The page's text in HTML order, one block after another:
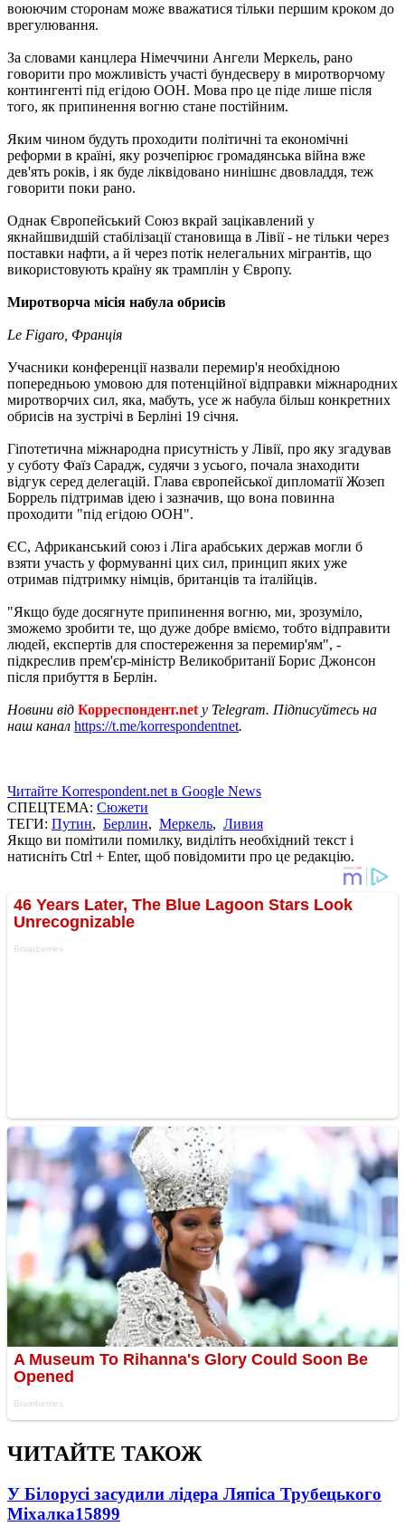
воюючим сторонам може вважатися тільки першим кроком до
врегулювання.
За словами канцлера Німеччини Ангели Меркель, рано
говорити про можливість участі бундесверу в миротворчому
контингенті під егідою ООН. Мова про це піде лише після
того, як припинення вогню стане постійним.
Яким чином будуть проходити політичні та економічні
реформи в країні, яку розчепірює громадянська війна вже
дев'ять років, і як буде ліквідовано нинішнє двовладдя, теж
говорити поки рано.
Однак Європейський Союз вкрай зацікавлений у
якнайшвидшій стабілізації становища в Лівії - не тільки через
поставки нафти, а й через потік нелегальних мігрантів, що
використовують країну як трамплін у Європу.
Миротворча місія набула обрисів
Le Figaro, Франція
Учасники конференції назвали перемир'я необхідною
попередньою умовою для потенційної відправки міжнародних
миротворчих сил, яка, мабуть, усе ж набула більш конкретних
обрисів на зустрічі в Берліні 19 січня.
Гіпотетична міжнародна присутність у Лівії, про яку згадував
у суботу Фаїз Сарадж, судячи з усього, почала знаходити
відгук серед делегацій. Глава європейської дипломатії Жозеп
Боррель підтримав ідею і зазначив, що вона повинна
проходити "під егідою ООН".
ЄС, Африканський союз і Ліга арабських держав могли б
взяти участь у формуванні цих сил, принцип яких уже
отримав підтримку німців, британців та італійців.
"Якщо буде досягнуте припинення вогню, ми, зрозуміло,
зможемо зробити те, що дуже добре вміємо, тобто відправити
людей, експертів для спостереження за перемир'ям", -
підкреслив прем'єр-міністр Великобританії Борис Джонсон
після прибуття в Берлін.
Новини від Корреспондент.net у Telegram. Підписуйтесь на
наш канал https://t.me/korrespondentnet.
Читайте Korrespondent.net в Google News
СПЕЦТЕМА: Сюжети
ТЕГИ: Путин, Берлин, Меркель, Ливия
Якщо ви помітили помилку, виділіть необхідний текст і
натисніть Ctrl + Enter, щоб повідомити про це редакцію.
ЧИТАЙТЕ ТАКОЖ
У Білорусі засудили лідера Ляпіса Трубецького
Міхалка15899